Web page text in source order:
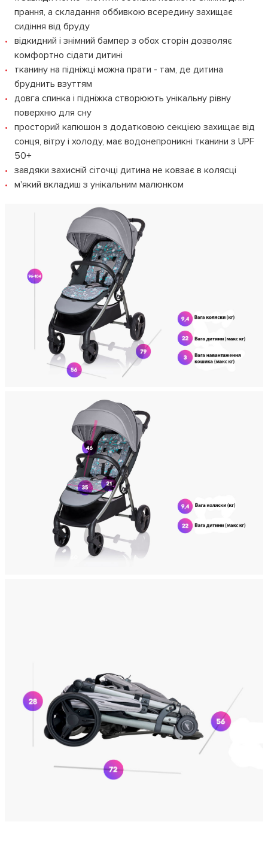
прання, а складання оббивкою всередину захищає
сидіння від бруду
відкидний і знімний бампер з обох сторін дозволяє
комфортно сідати дитині
тканину на підніжці можна прати - там, де дитина
бруднить взуттям
довга спинка і підніжка створюють унікальну рівну
поверхню для сну
просторий капюшон з додатковою секцією захищає від
сонця, вітру і холоду, має водонепроникні тканини з UPF
50+
завдяки захисній сіточці дитина не ковзає в колясці
м'який вкладиш з унікальним малюнком